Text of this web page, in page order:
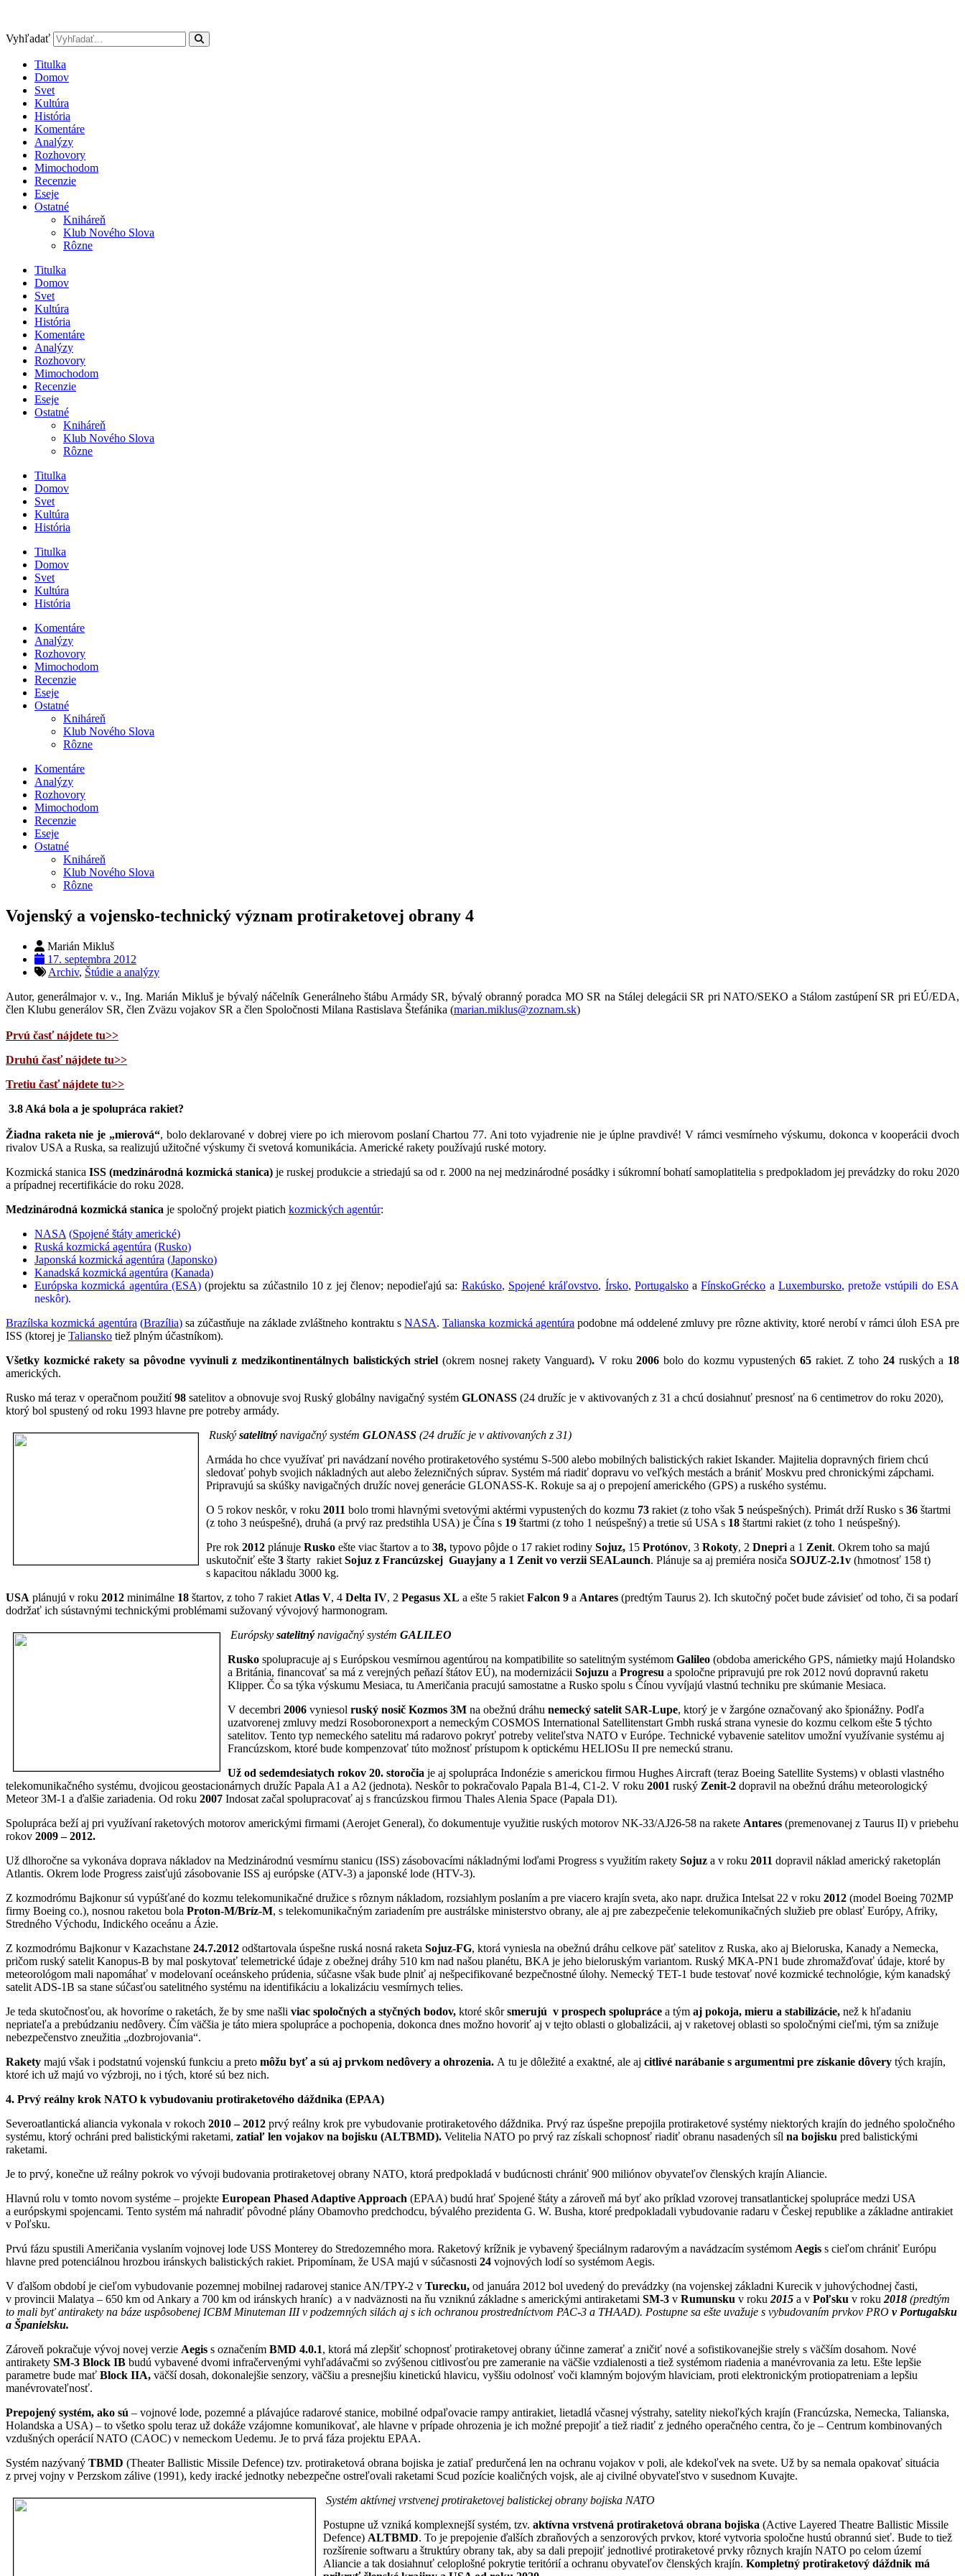
obsah
Vyhľadať
Titulka
Domov
Svet
Kultúra
História
Komentáre
Analýzy
Rozhovory
Mimochodom
Recenzie
Eseje
Ostatné
Kniháreň
Klub Nového Slova
Rôzne
Titulka
Domov
Svet
Kultúra
História
Komentáre
Analýzy
Rozhovory
Mimochodom
Recenzie
Eseje
Ostatné
Kniháreň
Klub Nového Slova
Rôzne
Titulka
Domov
Svet
Kultúra
História
Titulka
Domov
Svet
Kultúra
História
Komentáre
Analýzy
Rozhovory
Mimochodom
Recenzie
Eseje
Ostatné
Kniháreň
Klub Nového Slova
Rôzne
Komentáre
Analýzy
Rozhovory
Mimochodom
Recenzie
Eseje
Ostatné
Kniháreň
Klub Nového Slova
Rôzne
Vojenský a vojensko-technický význam protiraketovej obrany 4
Marián Mikluš
17. septembra 2012
Archiv, Štúdie a analýzy
Autor, generálmajor v. v., Ing. Marián Mikluš je bývalý náčelník Generálneho štábu Armády SR, bývalý obranný poradca MO SR na Stálej delegácii SR pri NATO/SEKO a Stálom zastúpení SR pri EÚ/EDA,
člen Klubu generálov SR, člen Zväzu vojakov SR a člen Spoločnosti Milana Rastislava Štefánika (marian.miklus@zoznam.sk)
Prvú časť nájdete tu>>
Druhú časť nájdete tu>>
Tretiu časť nájdete tu>>
3.8 Aká bola a je spolupráca rakiet?
Žiadna raketa nie je „mierová“, bolo deklarované v dobrej viere po ich mierovom poslaní Chartou 77. Ani toto vyjadrenie nie je úplne pravdivé! V rámci vesmírneho výskumu, dokonca v kooperácii dvoch
rivalov USA a Ruska, sa realizujú užitočné výskumy či svetová komunikácia. Americké rakety používajú ruské motory.
Kozmická stanica ISS (medzinárodná kozmická stanica) je ruskej produkcie a striedajú sa od r. 2000 na nej medzinárodné posádky i súkromní bohatí samoplatitelia s predpokladom jej prevádzky do roku 2020
a prípadnej recertifikácie do roku 2028.
Medzinárodná kozmická stanica je spoločný projekt piatich kozmických agentúr:
NASA (Spojené štáty americké)
Ruská kozmická agentúra (Rusko)
Japonská kozmická agentúra (Japonsko)
Kanadská kozmická agentúra (Kanada)
Európska kozmická agentúra (ESA) (projektu sa zúčastnilo 10 z jej členov; nepodieľajú sa: Rakúsko, Spojené kráľovstvo, Írsko, PortugalskoaFínskoGrécko a Luxembursko, pretože vstúpili do ESA
neskôr).
Brazílska kozmická agentúra (Brazília)sa zúčastňuje na základe zvláštneho kontraktu sNASA.Talianska kozmická agentúra podobne má oddelené zmluvy pre rôzne aktivity, ktoré nerobí v rámci úloh ESA pre
ISS (ktorej je Taliansko tiež plným účastníkom).
Všetky kozmické rakety sa pôvodne vyvinuli z medzikontinentálnych balistických striel(okrem nosnej rakety Vanguard). V roku2006 bolo do kozmu vypustených65 rakiet. Z toho 24 ruských a 18
amerických.
Rusko má teraz v operačnom použití98 satelitov a obnovuje svoj Ruský globálny navigačný systém GLONASS (24 družíc je v aktivovaných z 31 a chcú dosiahnuť presnosť na 6 centimetrov do roku 2020),
ktorý bol spustený od roku 1993 hlavne pre potreby armády.
Ruský satelitný navigačný systém GLONASS (24 družíc je v aktivovaných z 31)
Armáda ho chce využívať pri navádzaní nového protiraketového systému S-500 alebo mobilných balistických rakiet Iskander. Majitelia dopravných firiem chcú
sledovať pohyb svojich nákladných aut alebo železničných súprav. Systém má riadiť dopravu vo veľkých mestách a brániť Moskvu pred chronickými zápchami.
Pripravujú sa skúšky navigačných družíc novej generácie GLONASS-K. Rokuje sa aj o prepojení amerického (GPS) a ruského systému.
O 5 rokov neskôr, v roku 2011 bolo tromi hlavnými svetovými aktérmi vypustených do kozmu 73 rakiet (z toho však 5 neúspešných). Primát drží Rusko s 36 štartmi
(z toho 3 neúspešné), druhá (a prvý raz predstihla USA) je Čína s 19 štartmi (z toho 1 neúspešný) a tretie sú USA s 18 štartmi rakiet (z toho 1 neúspešný).
Pre rok 2012 plánuje Rusko ešte viac štartov a to 38, typovo pôjde o 17 rakiet rodiny Sojuz, 15 Protónov, 3 Rokoty, 2 Dnepri a 1 Zenit. Okrem toho sa majú
uskutočniť ešte 3 štarty rakiet Sojuz z Francúzskej Guayjany a 1 Zenit vo verzii SEALaunch. Plánuje sa aj premiéra nosiča SOJUZ-2.1v (hmotnosť 158 t)
s kapacitou nákladu 3000 kg.
USA plánujú v roku 2012 minimálne 18 štartov, z toho 7 rakiet Atlas V, 4 Delta IV, 2 Pegasus XL a ešte 5 rakiet Falcon 9 a Antares (predtým Taurus 2). Ich skutočný počet bude závisieť od toho, či sa podarí
dodržať ich sústavnými technickými problémami sužovaný vývojový harmonogram.
Európsky satelitný navigačný systém GALILEO
Rusko spolupracuje aj s Európskou vesmírnou agentúrou na kompatibilite so satelitným systémom Galileo (obdoba amerického GPS, námietky majú Holandsko
a Británia, financovať sa má z verejných peňazí štátov EÚ), na modernizácii Sojuzu a Progresu a spoločne pripravujú pre rok 2012 novú dopravnú raketu
Klipper. Čo sa týka výskumu Mesiaca, tu Američania pracujú samostatne a Rusko spolu s Čínou vyvíjajú vlastnú techniku pre skúmanie Mesiaca.
V decembri 2006 vyniesol ruský nosič Kozmos 3M na obežnú dráhu nemecký satelit SAR-Lupe, ktorý je v žargóne označovaný ako špionážny. Podľa
uzatvorenej zmluvy medzi Rosoboronexport a nemeckým COSMOS International Satellitenstart Gmbh ruská strana vynesie do kozmu celkom ešte 5 týchto
satelitov. Tento typ nemeckého satelitu má radarovo pokryť potreby veliteľstva NATO v Európe. Technické vybavenie satelitov umožní využívanie systému aj
Francúzskom, ktoré bude kompenzovať túto možnosť prístupom k optickému HELIOSu II pre nemeckú stranu.
Už od sedemdesiatych rokov 20. storočia je aj spolupráca Indonézie s americkou firmou Hughes Aircraft (teraz Boeing Satellite Systems) v oblasti vlastného
telekomunikačného systému, dvojicou geostacionárnych družíc Papala A1 a A2 (jednota). Neskôr to pokračovalo Papala B1-4, C1-2. V roku 2001 ruský Zenit-2 dopravil na obežnú dráhu meteorologický
Meteor 3M-1 a ďalšie zariadenia. Od roku 2007 Indosat začal spolupracovať aj s francúzskou firmou Thales Alenia Space (Papala D1).
Spolupráca beží aj pri využívaní raketových motorov americkými firmami (Aerojet General), čo dokumentuje využitie ruských motorov NK-33/AJ26-58 na rakete Antares (premenovanej z Taurus II) v priebehu
rokov 2009 – 2012.
Už dlhoročne sa vykonáva doprava nákladov na Medzinárodnú vesmírnu stanicu (ISS) zásobovacími nákladnými loďami Progress s využitím rakety Sojuz a v roku 2011 dopravil náklad americký raketoplán
Atlantis. Okrem lode Progress zaisťujú zásobovanie ISS aj európske (ATV-3) a japonské lode (HTV-3).
Z kozmodrómu Bajkonur sú vypúšťané do kozmu telekomunikačné družice s rôznym nákladom, rozsiahlym poslaním a pre viacero krajín sveta, ako napr. družica Intelsat 22 v roku 2012 (model Boeing 702MP
firmy Boeing co.), nosnou raketou bola Proton-M/Bríz-M, s telekomunikačným zariadením pre austrálske ministerstvo obrany, ale aj pre zabezpečenie telekomunikačných služieb pre oblasť Európy, Afriky,
Stredného Východu, Indického oceánu a Ázie.
Z kozmodrómu Bajkonur v Kazachstane 24.7.2012 odštartovala úspešne ruská nosná raketa Sojuz-FG, ktorá vyniesla na obežnú dráhu celkove päť satelitov z Ruska, ako aj Bieloruska, Kanady a Nemecka,
pričom ruský satelit Kanopus-B by mal poskytovať telemetrické údaje z obežnej dráhy 510 km nad našou planétu, BKA je jeho bieloruským variantom. Ruský MKA-PN1 bude zhromažďovať údaje, ktoré by
meteorológom mali napomáhať v modelovaní oceánskeho prúdenia, súčasne však bude plniť aj nešpecifikované bezpečnostné úlohy. Nemecký TET-1 bude testovať nové kozmické technológie, kým kanadský
satelit ADS-1B sa stane súčasťou satelitného systému na identifikáciu a lokalizáciu vesmírnych telies.
Je teda skutočnosťou, ak hovoríme o raketách, že by sme našli viac spoločných a styčných bodov, ktoré skôrsmerujú v prospech spolupráce a tým aj pokoja, mieru a stabilizácie, než k hľadaniu
nepriateľa a prebúdzaniu nedôvery. Čím väčšia je táto miera spolupráce a pochopenia, dokonca dnes možno hovoriť aj v tejto oblasti o globalizácii, aj v raketovej oblasti so spoločnými cieľmi, tým sa znižuje
nebezpečenstvo zneužitia „dozbrojovania“.
Rakety majú však i podstatnú vojenskú funkciu a preto môžu byť a sú aj prvkom nedôvery a ohrozenia. A tu je dôležité a exaktné, ale aj citlivé narábanie s argumentmi pre získanie dôvery tých krajín,
ktoré ich už majú vo výzbroji, no i tých, ktoré sú bez nich.
4. Prvý reálny krok NATO k vybudovaniu protiraketového dáždnika (EPAA)
Severoatlantická aliancia vykonala v rokoch 2010 – 2012 prvý reálny krok pre vybudovanie protiraketového dáždnika. Prvý raz úspešne prepojila protiraketové systémy niektorých krajín do jedného spoločného
systému, ktorý ochráni pred balistickými raketami, zatiaľ len vojakov na bojisku (ALTBMD). Velitelia NATO po prvý raz získali schopnosť riadiť obranu nasadených síl na bojisku pred balistickými
raketami.
Je to prvý, konečne už reálny pokrok vo vývoji budovania protiraketovej obrany NATO, ktorá predpokladá v budúcnosti chrániť 900 miliónov obyvateľov členských krajín Aliancie.
Hlavnú rolu v tomto novom systéme – projekte European Phased Adaptive Approach (EPAA) budú hrať Spojené štáty a zároveň má byť ako príklad vzorovej transatlantickej spolupráce medzi USA
a európskymi spojencami. Tento systém má nahradiť pôvodné plány Obamovho predchodcu, bývalého prezidenta G. W. Busha, ktoré predpokladali vybudovanie radaru v Českej republike a základne antirakiet
v Poľsku.
Prvú fázu spustili Američania vyslaním vojnovej lode USS Monterey do Stredozemného mora. Raketový krížnik je vybavený špeciálnym radarovým a navádzacím systémom Aegis s cieľom chrániť Európu
hlavne pred potenciálnou hrozbou iránskych balistických rakiet. Pripomínam, že USA majú v súčasnosti 24 vojnových lodí so systémom Aegis.
V ďalšom období je cieľom vybudovanie pozemnej mobilnej radarovej stanice AN/TPY-2 v Turecku, od januára 2012 bol uvedený do prevádzky (na vojenskej základni Kurecik v juhovýchodnej časti,
v provincii Malatya – 650 km od Ankary a 700 km od iránskych hraníc) a v nadväznosti na ňu vzniknú základne s americkými antiraketami SM-3 v Rumunsku v roku 2015 a v Poľsku v roku 2018 (predtým
to mali byť antirakety na báze uspôsobenej ICBM Minuteman III v podzemných silách aj s ich ochranou prostredníctvom PAC-3 a THAAD). Postupne sa ešte uvažuje s vybudovaním prvkov PRO v Portugalsku
a Španielsku.
Zároveň pokračuje vývoj novej verzie Aegis s označením BMD 4.0.1, ktorá má zlepšiť schopnosť protiraketovej obrany účinne zamerať a zničiť nové a sofistikovanejšie strely s väčším dosahom. Nové
antirakety SM-3 Block IB budú vybavené dvomi infračervenými vyhľadávačmi so zvýšenou citlivosťou pre zameranie na väčšie vzdialenosti a tiež systémom riadenia a manévrovania za letu. Ešte lepšie
parametre bude mať Block IIA, väčší dosah, dokonalejšie senzory, väčšiu a presnejšiu kinetickú hlavicu, vyššiu odolnosť voči klamným bojovým hlaviciam, proti elektronickým protiopatreniam a lepšiu
manévrovateľnosť.
Prepojený systém, ako sú – vojnové lode, pozemné a plávajúce radarové stanice, mobilné odpaľovacie rampy antirakiet, lietadlá včasnej výstrahy, satelity niekoľkých krajín (Francúzska, Nemecka, Talianska,
Holandska a USA) – to všetko spolu teraz už dokáže vzájomne komunikovať, ale hlavne v prípade ohrozenia je ich možné prepojiť a tiež riadiť z jedného operačného centra, čo je – Centrum kombinovaných
vzdušných operácií NATO (CAOC) v nemeckom Uedemu. Je to prvá fáza projektu EPAA.
Systém nazývaný TBMD (Theater Ballistic Missile Defence) tzv. protiraketová obrana bojiska je zatiaľ predurčená len na ochranu vojakov v poli, ale kdekoľvek na svete. Už by sa nemala opakovať situácia
z prvej vojny v Perzskom zálive (1991), kedy iracké jednotky nebezpečne ostreľovali raketami Scud pozície koaličných vojsk, ale aj civilné obyvateľstvo v susednom Kuvajte.
Systém aktívnej vrstvenej protiraketovej balistickej obrany bojiska NATO
Postupne už vzniká komplexnejší systém, tzv. aktívna vrstvená protiraketová obrana bojiska (Active Layered Theatre Ballistic Missile
Defence) ALTBMD. To je prepojenie ďalších zbraňových a senzorových prvkov, ktoré vytvoria spoločne hustú obrannú sieť. Bude to tiež
rozšírenie softwaru a štruktúry obrany tak, aby sa dali prepojiť jednotlivé protiraketové prvky rôznych krajín NATO po celom území
Aliancie a tak dosiahnuť celoplošné pokrytie teritórií a ochranu obyvateľov členských krajín. Kompletný protiraketový dáždnik má